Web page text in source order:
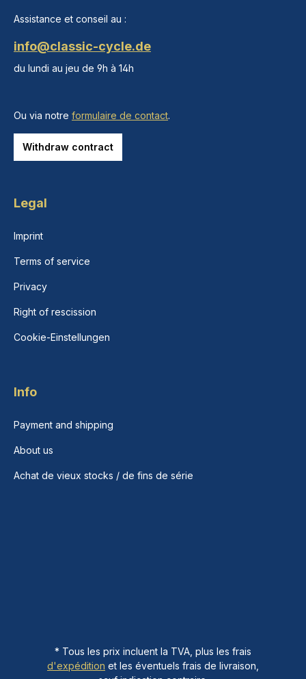
Assistance et conseil au :
info@classic-cycle.de
du lundi au jeu de 9h à 14h
Ou via notre formulaire de contact.
Withdraw contract
Legal
Imprint
Terms of service
Privacy
Right of rescission
Cookie-Einstellungen
Info
Payment and shipping
About us
Achat de vieux stocks / de fins de série
* Tous les prix incluent la TVA, plus les frais
d'expédition et les éventuels frais de livraison,